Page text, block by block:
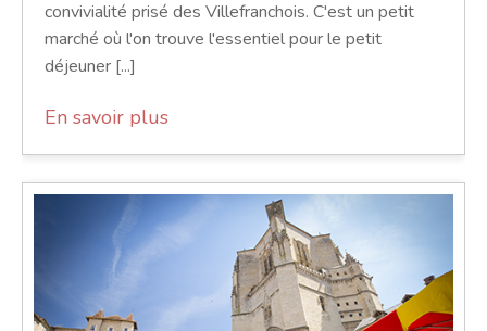
convivialité prisé des Villefranchois. C'est un petit
marché où l'on trouve l'essentiel pour le petit
déjeuner [...]
En savoir plus